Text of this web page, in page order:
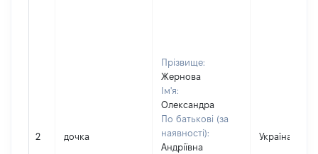
2 дочка
Прізвище:
Жернова
Ім'я:
Олександра
По батькові (за
наявності):
Андріївна
Україна